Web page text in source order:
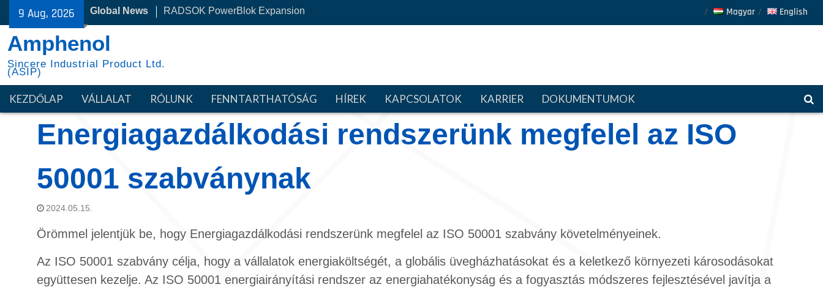
content
9 Aug, 2026 Global News
RADSOK PowerBlok Expansion
30 Éve az NYSE-vel
Magyar English
Amphenol
Sincere Industrial Product Ltd.
(ASIP)
KEZDŐLAP VÁLLALAT RÓLUNK FENNTARTHATÓSÁG HÍREK KAPCSOLATOK KARRIER DOKUMENTUMOK
Energiagazdálkodási rendszerünk megfelel az ISO
50001 szabványnak
2024.05.15.
Örömmel jelentjük be, hogy Energiagazdálkodási rendszerünk megfelel az ISO 50001 szabvány követelményeinek.
Az ISO 50001 szabvány célja, hogy a vállalatok energiaköltségét, a globális üvegházhatásokat és a keletkező környezeti károsodásokat
együttesen kezelje. Az ISO 50001 energiairányítási rendszer az energiahatékonyság és a fogyasztás módszeres fejlesztésével javítja a